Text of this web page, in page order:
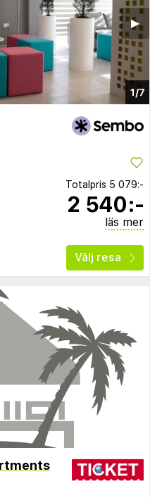
1/7
▶︎
Totalpris 5 079:-
2 540:-
läs mer
Välj resa